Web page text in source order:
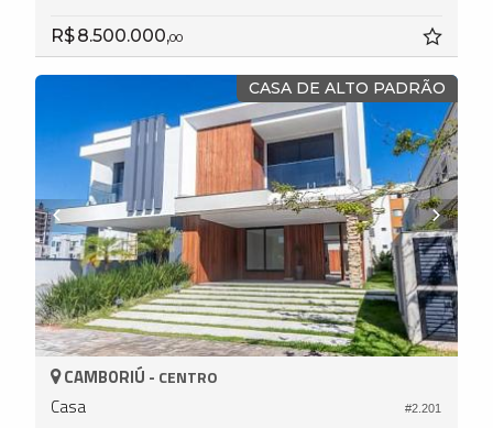
R$ 8.500.000,00
CASA DE ALTO PADRÃO
#2.201
CAMBORIÚ - CENTRO
Casa